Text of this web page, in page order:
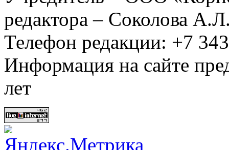
редактора – Соколова
Телефон редакции: +7
Информация на сайте
лет